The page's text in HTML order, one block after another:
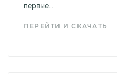
первые...
ПЕРЕЙТИ И СКАЧАТЬ